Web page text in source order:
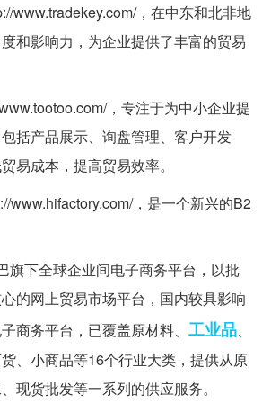
www.tradekey.com/，在中东和北非地
和影响力，为企业提供了丰富的贸易
，专注于为中小企业提
括产品展示、询盘管理、客户开发
易成本，提高贸易效率。
www.hifactory.com/，是一个新兴的B2
旗下全球企业间电子商务平台，以批
的网上贸易市场平台，国内较具影响
商务平台，已覆盖原材料、 工业品、
、小商品等16个行业大类，提供从原
现货批发等一系列的供应服务。